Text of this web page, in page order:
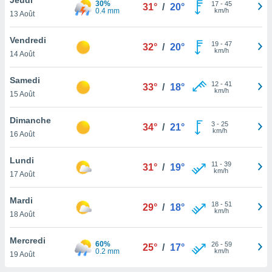
et
»,
au
vous
qu'ils
ou
le
ainsi
un
la
du
13 Août
30%
0.4 mm
31° / 20° 17- 45
km/h
Vendredi
14 Août
32° / 20° 19- 47
km/h
Samedi
15 Août
33° / 18° 12- 41
km/h
Dimanche
16 Août
34° / 21° 3- 25
km/h
Lundi
17 Août
31° / 19° 11 - 39
km/h
Mardi
18 Août
29° / 18° 18- 51
km/h
Mercredi
19 Août
60%
0.2 mm
25° / 17° 26- 59
km/h